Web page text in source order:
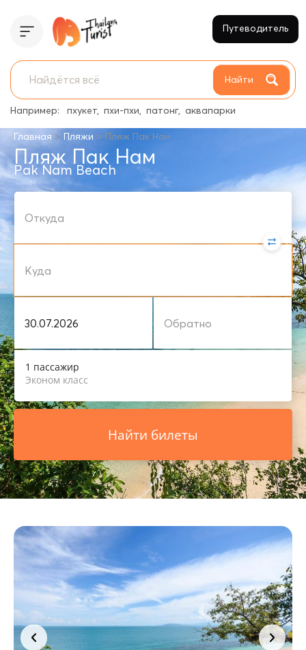
Найти
Например: пхукет пхи-пхи патонг аквапарки
Путеводитель
Главная > Пляжи > Пляж Пак Нам
Пляж Пак Нам
Pak Nam Beach
1 пассажир
Эконом класс
Найти билеты